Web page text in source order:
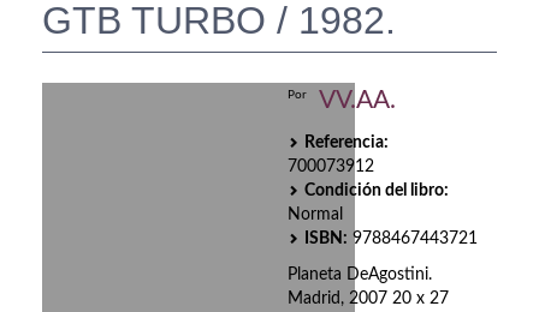
Autoayuda. Conocimiento personal
GTB TURBO / 1982.
Por VV.AA.
Referencia:
700073912
Condición del libro:
Normal
ISBN: 9788467443721
Planeta DeAgostini.
Madrid, 2007 20 x 27